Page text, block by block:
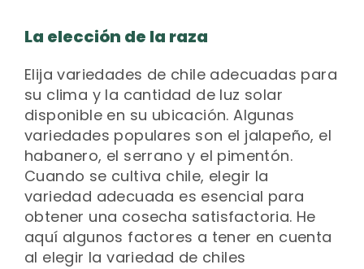
La elección de la raza
Elija variedades de chile adecuadas para
su clima y la cantidad de luz solar
disponible en su ubicación. Algunas
variedades populares son el jalapeño, el
habanero, el serrano y el pimentón.
Cuando se cultiva chile, elegir la
variedad adecuada es esencial para
obtener una cosecha satisfactoria. He
aquí algunos factores a tener en cuenta
al elegir la variedad de chiles